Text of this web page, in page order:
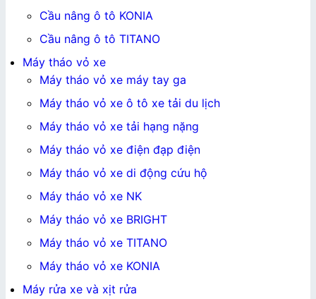
Cầu nâng ô tô KONIA
Cầu nâng ô tô TITANO
Máy tháo vỏ xe
Máy tháo vỏ xe máy tay ga
Máy tháo vỏ xe ô tô xe tải du lịch
Máy tháo vỏ xe tải hạng nặng
Máy tháo vỏ xe điện đạp điện
Máy tháo vỏ xe di động cứu hộ
Máy tháo vỏ xe NK
Máy tháo vỏ xe BRIGHT
Máy tháo vỏ xe TITANO
Máy tháo vỏ xe KONIA
Máy rửa xe và xịt rửa